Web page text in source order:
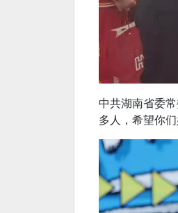
中共湖南省委
多人，希望你